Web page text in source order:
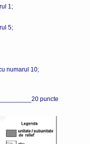
1;
5;
numarul 10;
puncte